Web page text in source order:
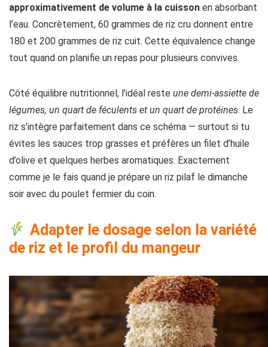
approximativement de volume à la cuisson en absorbant
l’eau. Concrètement, 60 grammes de riz cru donnent entre
180 et 200 grammes de riz cuit. Cette équivalence change
tout quand on planifie un repas pour plusieurs convives.
Côté équilibre nutritionnel, l’idéal reste une demi-assiette de
légumes, un quart de féculents et un quart de protéines. Le
riz s’intègre parfaitement dans ce schéma — surtout si tu
évites les sauces trop grasses et préfères un filet d’huile
d’olive et quelques herbes aromatiques. Exactement
comme je le fais quand je prépare un riz pilaf le dimanche
soir avec du poulet fermier du coin.
Adapter le dosage selon la variété
de riz et le profil du mangeur